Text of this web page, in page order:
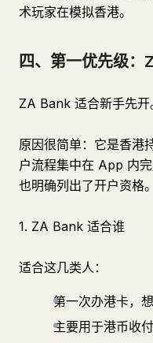
术玩家在模拟香港。
四、第一优先级：
ZA Bank 适合新手先开
原因很简单：它是香港
户流程集中在 App 内
也明确列出了开户资格。
1. ZA Bank 适合谁
适合这几类人：
第一次办港卡，
主要用于港币收